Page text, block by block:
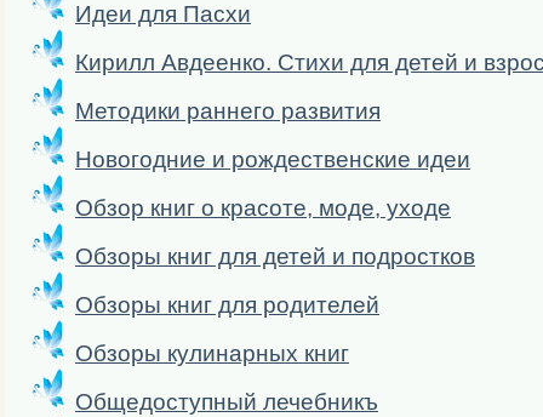
Идеи для Пасхи
Кирилл Авдеенко. Стихи для детей и
Методики раннего развития
Новогодние и рождественские идеи
Обзор книг о красоте, моде, уходе
Обзоры книг для детей и подростков
Обзоры книг для родителей
Обзоры кулинарных книг
Общедоступный лечебникъ